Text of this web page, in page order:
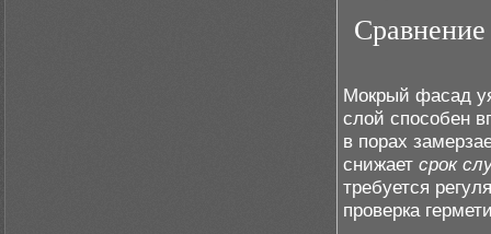
Сравнение
Мокрый фасад
слой способен
в порах
снижает срок
требуется
проверка